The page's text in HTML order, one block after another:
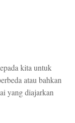
kita untuk
atau bahkan
yang diajarkan